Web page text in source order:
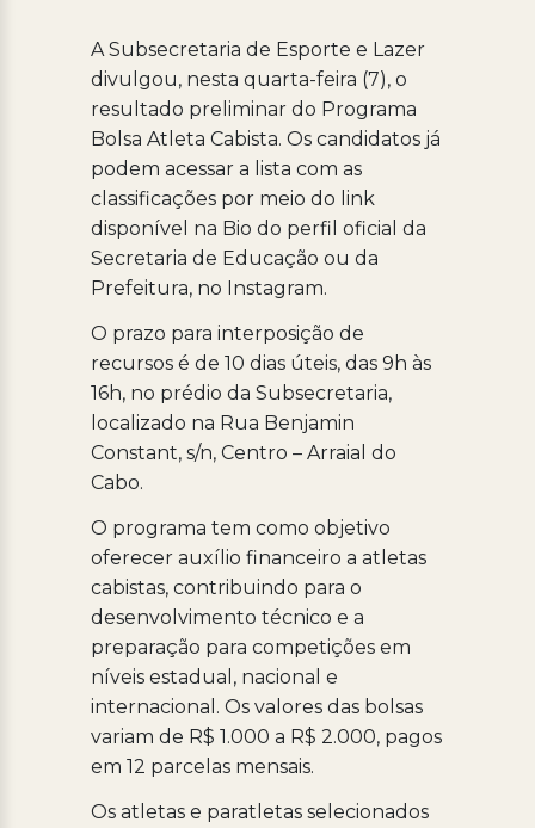
A Subsecretaria de Esporte e Lazer
divulgou, nesta quarta-feira (7), o
resultado preliminar do Programa
Bolsa Atleta Cabista. Os candidatos já
podem acessar a lista com as
classificações por meio do link
disponível na Bio do perfil oficial da
Secretaria de Educação ou da
Prefeitura, no Instagram.
O prazo para interposição de
recursos é de 10 dias úteis, das 9h às
16h, no prédio da Subsecretaria,
localizado na Rua Benjamin
Constant, s/n, Centro – Arraial do
Cabo.
O programa tem como objetivo
oferecer auxílio financeiro a atletas
cabistas, contribuindo para o
desenvolvimento técnico e a
preparação para competições em
níveis estadual, nacional e
internacional. Os valores das bolsas
variam de R$ 1.000 a R$ 2.000, pagos
em 12 parcelas mensais.
Os atletas e paratletas selecionados